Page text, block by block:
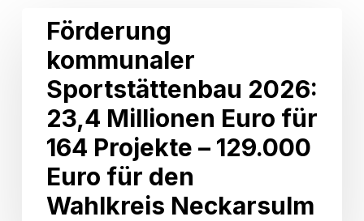
kommunaler
Sportstättenbau
2026:
Millionen
Projekte
Förderung
kommunaler
Sportstättenbau 2026:
23,4 Millionen Euro für
164 Projekte – 129.000
Euro für den
Wahlkreis Neckarsulm